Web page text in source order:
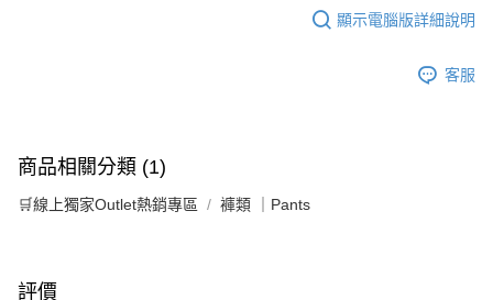
顯示電腦版詳細說明
客服
商品相關分類 (1)
🛒線上獨家Outlet熱銷專區 褲類 ｜Pants
評價